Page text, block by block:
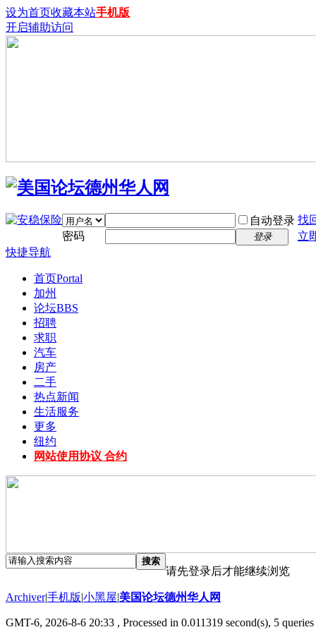
设为首页收藏本站手机版
开启辅助访问
自动登录 找
密码
登录
立
快捷导航
首页Portal
加州
论坛BBS
招聘
求职
汽车
房产
二手
热点新闻
生活服务
更多
纽约
网站使用协议 合约
搜索
请先登录后才能继续浏览
Archiver|手机版|小黑屋|美国论坛德州华人网
GMT-6, 2026-8-6 20:33 , Processed in 0.011319 second(s), 5 queries